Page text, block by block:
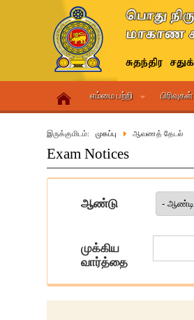
எம்மை பற்றி பிரிவுகள்
இருக்குமிடம்: முகப்பு ஆவணத் தேடல்
Exam Notices
ஆண்டு
முக்கிய
வார்த்தை